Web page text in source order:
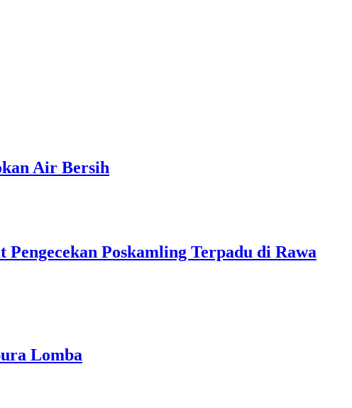
Air Bersih
Poskamling Terpadu di Rawa
Lomba